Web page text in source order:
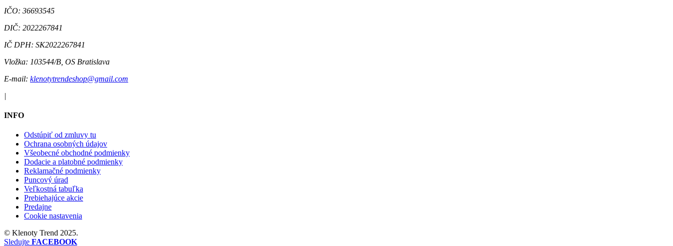
IČO: 36693545
DIČ: 2022267841
IČ DPH: SK2022267841
Vložka: 103544/B, OS Bratislava
E-mail: klenotytrendeshop@gmail.com
|
INFO
Odstúpiť od zmluvy tu
Ochrana osobných údajov
Všeobecné obchodné podmienky
Dodacie a platobné podmienky
Reklamačné podmienky
Puncový úrad
Veľkostná tabuľka
Prebiehajúce akcie
Predajne
Cookie nastavenia
© Klenoty Trend 2025.
Sledujte FACEBOOK